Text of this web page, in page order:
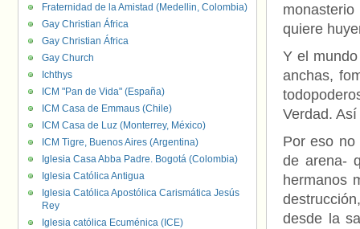
quiere
Y el
anchas,
Verdad.
Por eso no
de arena-
hermanos
desde la
Fraternidad de la Amistad (Medellin, Colombia)
Gay Christian África
Gay Christian África
Gay Church
Ichthys
ICM "Pan de Vida" (España)
ICM Casa de Emmaus (Chile)
ICM Casa de Luz (Monterrey, México)
ICM Tigre, Buenos Aires (Argentina)
Iglesia Casa Abba Padre. Bogotá (Colombia)
Iglesia Católica Antigua
Iglesia Católica Apostólica Carismática Jesús
Rey
Iglesia católica Ecuménica (ICE)